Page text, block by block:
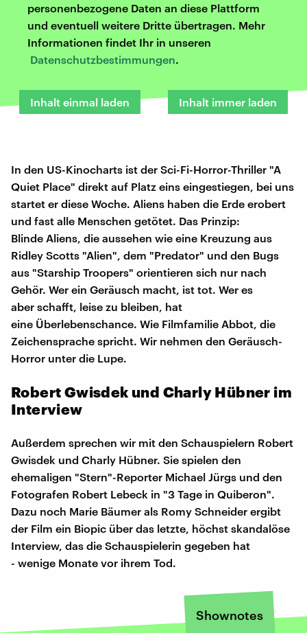
personenbezogene Daten an diese Plattform
und eventuell weitere Dritte übertragen. Mehr
Informationen findet Ihr in unseren
Datenschutzbestimmungen.
Inhalt einmal laden Inhalt immer laden
In den US-Kinocharts ist der Sci-Fi-Horror-Thriller "A
Quiet Place" direkt auf Platz eins eingestiegen, bei uns
startet er diese Woche. Aliens haben die Erde erobert
und fast alle Menschen getötet. Das Prinzip:
Blinde Aliens, die aussehen wie eine Kreuzung aus
Ridley Scotts "Alien", dem "Predator" und den Bugs
aus "Starship Troopers" orientieren sich nur nach
Gehör. Wer ein Geräusch macht, ist tot. Wer es
aber schafft, leise zu bleiben, hat
eine Überlebenschance. Wie Filmfamilie Abbot, die
Zeichensprache spricht. Wir nehmen den Geräusch-
Horror unter die Lupe.
Robert Gwisdek und Charly Hübner im
Interview
Außerdem sprechen wir mit den Schauspielern Robert
Gwisdek und Charly Hübner. Sie spielen den
ehemaligen "Stern"-Reporter Michael Jürgs und den
Fotografen Robert Lebeck in "3 Tage in Quiberon".
Dazu noch Marie Bäumer als Romy Schneider ergibt
der Film ein Biopic über das letzte, höchst skandalöse
Interview, das die Schauspielerin gegeben hat
- wenige Monate vor ihrem Tod.
Shownotes